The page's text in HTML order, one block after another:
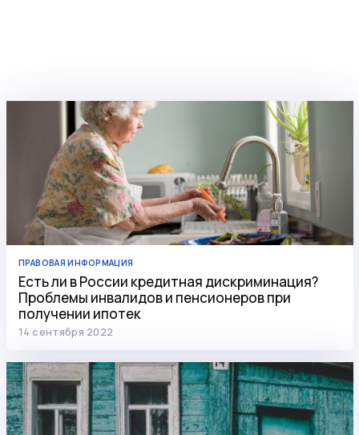
ПРАВОВАЯ ИНФОРМАЦИЯ
Есть ли в России кредитная дискриминация?
Проблемы инвалидов и пенсионеров при
получении ипотек
14 сентября 2022